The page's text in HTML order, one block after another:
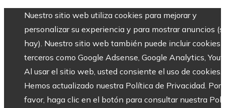
Nuestro sitio web utiliza cookies para mejorar y
personalizar su experiencia y para mostrar anuncios
hay). Nuestro sitio web también puede incluir cookies
terceros como Google Adsense, Google Analytics,
Al usar el sitio web, usted consiente el uso de cookies.
Hemos actualizado nuestra Política de Privacidad. Por
favor, haga clic en el botón para consultar nuestra